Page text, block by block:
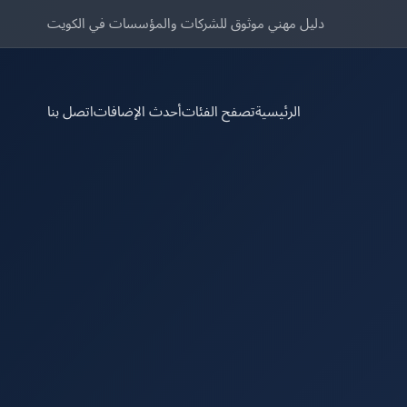
دليل مهني موثوق للشركات والمؤسسات في الكويت
الرئيسيةتصفح الفئاتأحدث الإضافاتاتصل بنا